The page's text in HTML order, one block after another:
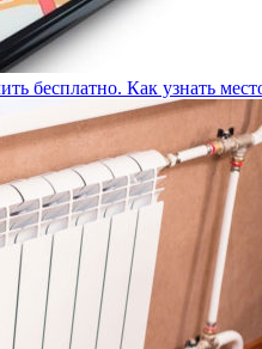
бесплатно. Как узнать